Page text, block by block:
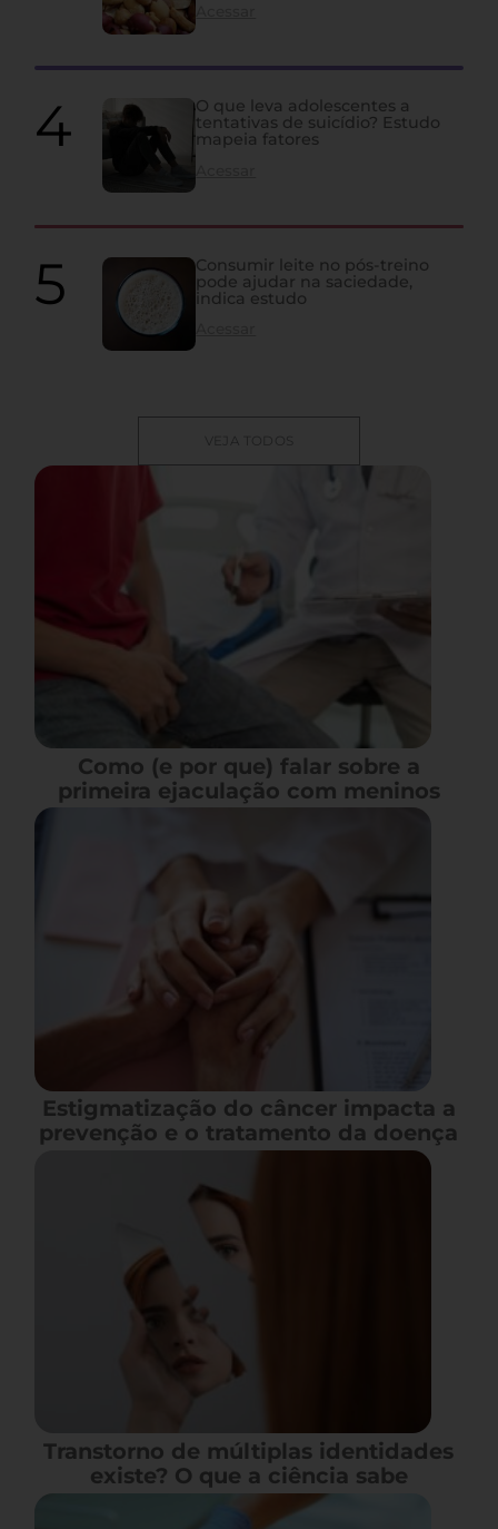
O que leva adolescentes a
tentativas de suicídio? Estudo
mapeia fatores
Consumir leite no pós-treino
pode ajudar na saciedade,
indica estudo
VEJA TODOS
Como (e por que) falar sobre a
primeira ejaculação com meninos
Estigmatização do câncer impacta a
prevenção e o tratamento da doença
Transtorno de múltiplas identidades
existe? O que a ciência sabe